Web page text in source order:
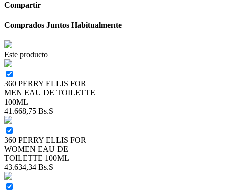
Compartir
Comprados Juntos Habitualmente
Este producto
360 PERRY ELLIS FOR
MEN EAU DE TOILETTE
100ML
41.668,75 Bs.S
360 PERRY ELLIS FOR
WOMEN EAU DE
TOILETTE 100ML
43.634,34 Bs.S